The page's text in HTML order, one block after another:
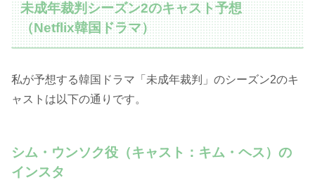
未成年裁判シーズン2のキャスト予想
（Netflix韓国ドラマ）
私が予想する韓国ドラマ「未成年裁判」のシーズン2のキ
ャストは以下の通りです。
シム・ウンソク役（キャスト：キム・ヘス）の
インスタ